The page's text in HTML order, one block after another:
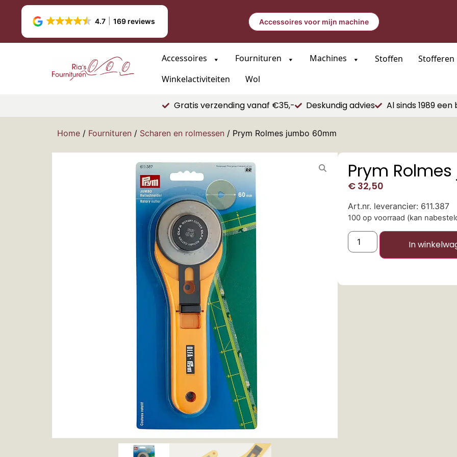
4.7 169 reviews Accessoires voor mijn machine
Accessoires Fournituren Machines Stoffen
Stofferen
Winkelactiviteiten
Wol
Gratis verzending vanaf €35,- Deskundig advies Al sinds 1989
Home / Fournituren / Scharen en rolmessen / Prym Rolmes jumbo 60mm
Prym
€32,50
Art.nr. leverancier: 611.387
100 op voorraad (kan
In